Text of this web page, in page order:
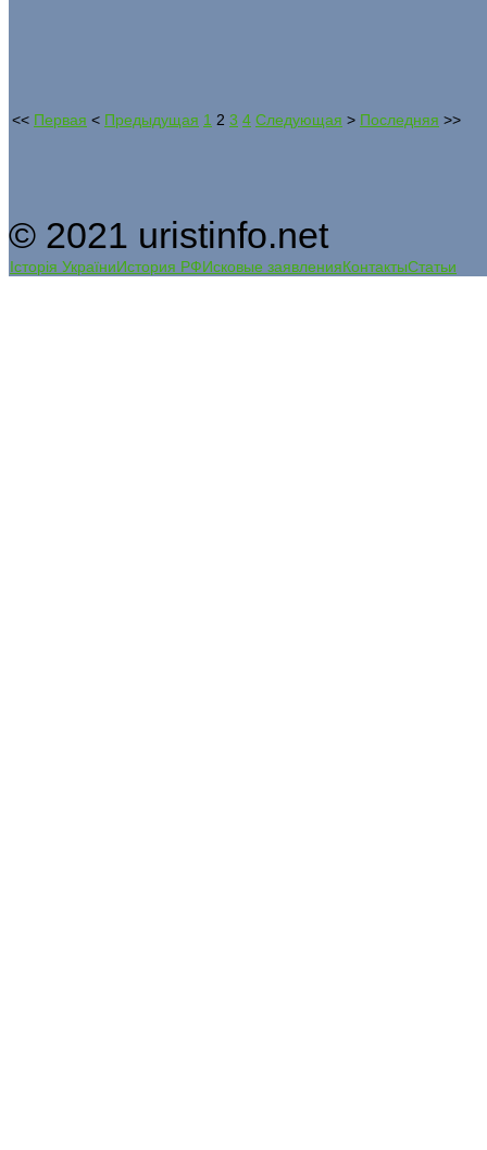
<< Первая < Предыдущая 1 2 3 4 Следующая > Последняя >>
© 2021 uristinfo.net
Історія УкраїниИстория РФИсковые заявленияКонтактыСтатьи